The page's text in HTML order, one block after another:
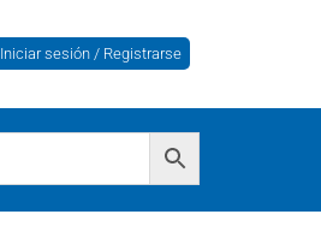
Iniciar sesión / Registrarse